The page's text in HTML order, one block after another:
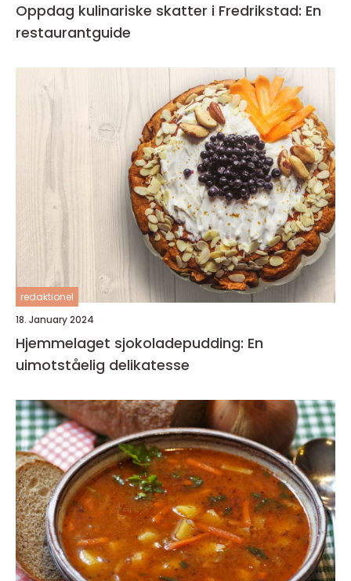
Oppdag kulinariske skatter i Fredrikstad: En
restaurantguide
redaktionel
18. January 2024
Hjemmelaget sjokoladepudding: En
uimotståelig delikatesse